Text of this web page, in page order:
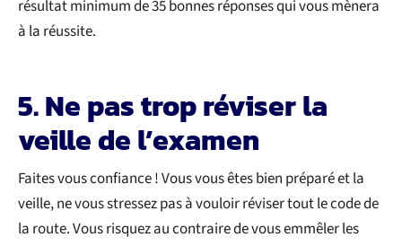
résultat minimum de 35 bonnes réponses qui vous mènera
à la réussite.
5. Ne pas trop réviser la
veille de l’examen
Faites vous confiance ! Vous vous êtes bien préparé et la
veille, ne vous stressez pas à vouloir réviser tout le code de
la route. Vous risquez au contraire de vous emmêler les